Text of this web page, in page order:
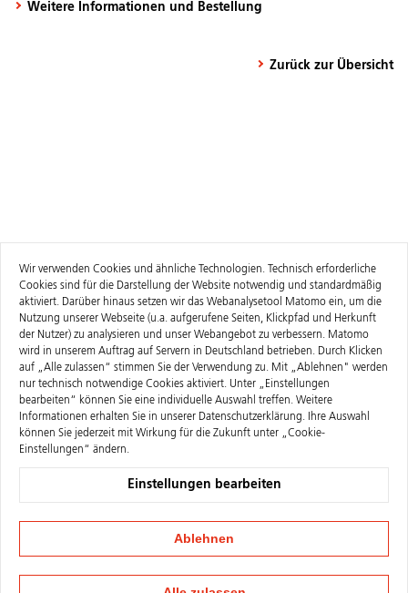
Weitere Informationen und Bestellung
Zurück zur Übersicht
Wir verwenden Cookies und ähnliche Technologien. Technisch erforderliche
Cookies sind für die Darstellung der Website notwendig und standardmäßig
aktiviert. Darüber hinaus setzen wir das Webanalysetool Matomo ein, um die
Nutzung unserer Webseite (u.a. aufgerufene Seiten, Klickpfad und Herkunft
der Nutzer) zu analysieren und unser Webangebot zu verbessern. Matomo
wird in unserem Auftrag auf Servern in Deutschland betrieben. Durch Klicken
auf „Alle zulassen“ stimmen Sie der Verwendung zu. Mit „Ablehnen" werden
nur technisch notwendige Cookies aktiviert. Unter „Einstellungen
bearbeiten“ können Sie eine individuelle Auswahl treffen. Weitere
Informationen erhalten Sie in unserer Datenschutzerklärung. Ihre Auswahl
können Sie jederzeit mit Wirkung für die Zukunft unter „Cookie-
Einstellungen“ ändern.
Einstellungen bearbeiten
Ablehnen